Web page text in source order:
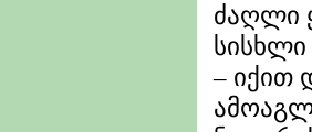
ძაღლი
– იქით